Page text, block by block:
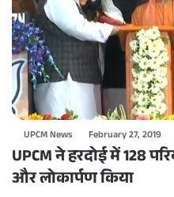
UPCM News February 27, 2019
UPCM ने हरदोई में 128
और लोकार्पण किया